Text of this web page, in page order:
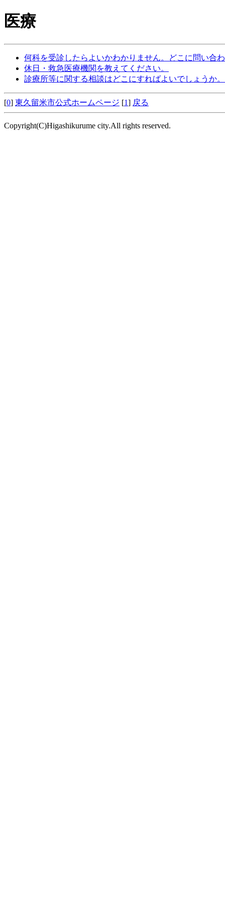
医療
何科を受診したらよいかわかりません。どこに問い合
休日・救急医療機関を教えてください。
診療所等に関する相談はどこにすればよいでしょうか。
[0] 東久留米市公式ホームページ [1] 戻る
Copyright(C)Higashikurume city.All rights reserved.